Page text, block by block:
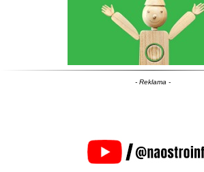
- Reklama -